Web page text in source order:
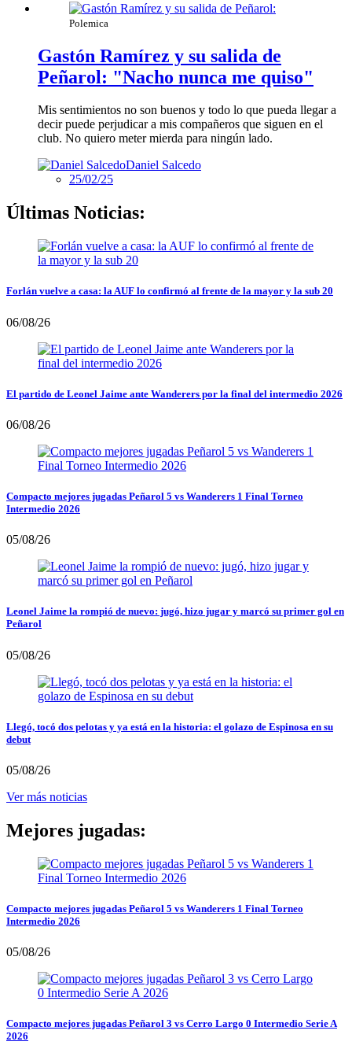
Polemica
Gastón Ramírez y su salida de
Peñarol: "Nacho nunca me quiso"
Mis sentimientos no son buenos y todo lo que pueda llegar a
decir puede perjudicar a mis compañeros que siguen en el
club. No quiero meter mierda para ningún lado.
Daniel Salcedo
25/02/25
Últimas Noticias:
Forlán vuelve a casa: la AUF lo confirmó al frente de la mayor y la sub 20
06/08/26
El partido de Leonel Jaime ante Wanderers por la final del intermedio 2026
06/08/26
Compacto mejores jugadas Peñarol 5 vs Wanderers 1 Final Torneo
Intermedio 2026
05/08/26
Leonel Jaime la rompió de nuevo: jugó, hizo jugar y marcó su primer gol en
Peñarol
05/08/26
Llegó, tocó dos pelotas y ya está en la historia: el golazo de Espinosa en su
debut
05/08/26
Ver más noticias
Mejores jugadas:
Compacto mejores jugadas Peñarol 5 vs Wanderers 1 Final Torneo
Intermedio 2026
05/08/26
Compacto mejores jugadas Peñarol 3 vs Cerro Largo 0 Intermedio Serie A
2026